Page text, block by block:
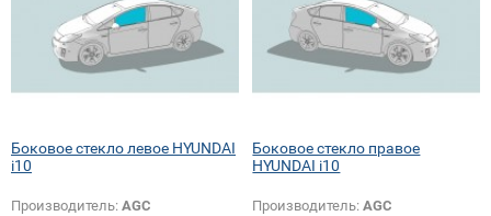
Боковое стекло левое HYUNDAI
i10
Производитель: AGC
Боковое стекло правое
HYUNDAI i10
Производитель:AGC